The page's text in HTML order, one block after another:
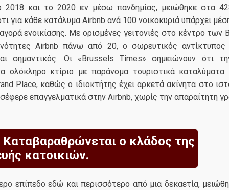
και το 2020 εν μέσω πανδημίας, μειώθηκε στα
για κάθε κατάλυμα Airbnb ανά 100 νοικοκυριά υπάρχει
ενοικίασης. Με ορισμένες γειτονιές στο κέντρο των
Airbnb πάνω από 20, ο σωρευτικός αντίκτυπος
σημαντικός. Οι «Brussels Times» σημειώνουν ότι
ολόκληρο κτίριο με παράνομα τουριστικά καταλύματα
Place, καθώς ο ιδιοκτήτης έχει αρκετά ακίνητα στο
επαγγελματικά στην Airbnb, χωρίς την απαραίτητη
Καταβαραθρώνεται ο κλάδος της
κατοικιών.
επίπεδο εδώ και περισσότερο από μια δεκαετία,